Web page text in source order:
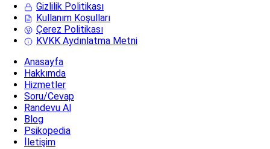
Gizlilik Politikası
Kullanım Koşulları
Çerez Politikası
KVKK Aydınlatma Metni
Anasayfa
Hakkımda
Hizmetler
Soru/Cevap
Randevu Al
Blog
Psikopedia
İletişim